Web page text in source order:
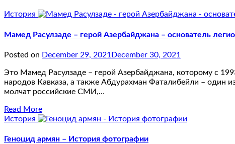
История
Мамед Расулзаде – герой Азербайджана – основатель
Posted on December 29, 2021 December 30, 2021
Это Мамед Расулзаде – герой Азербайджана, которому с
народов Кавказа, а также Абдурахман Фаталибейли – один
молчат российские СМИ,…
Read More
История
Геноцид армян – История фотографии